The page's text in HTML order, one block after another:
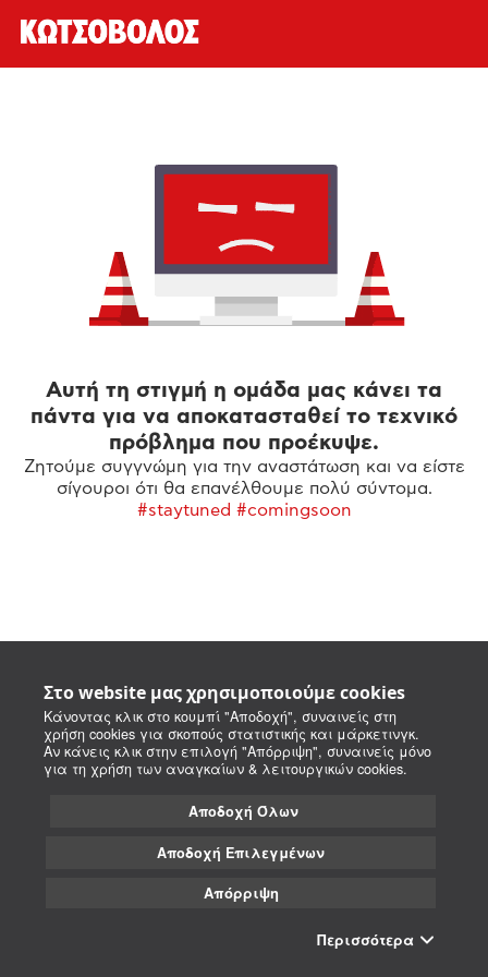
Στο website μας χρησιμοποιούμε cookies
Κάνοντας κλικ στο κουμπί "Αποδοχή", συναινείς στη
χρήση cookies για σκοπούς στατιστικής και μάρκετινγκ.
Αν κάνεις κλικ στην επιλογή "Απόρριψη", συναινείς μόνο
για τη χρήση των αναγκαίων & λειτουργικών cookies.
Αποδοχή Όλων
Αποδοχή Επιλεγμένων
Απόρριψη
Περισσότερα
Αυτή τη στιγμή η ομάδα μας κάνει τα
πάντα για να αποκατασταθεί το τεχνικό
πρόβλημα που προέκυψε.
Ζητούμε συγγνώμη για την αναστάτωση και να είστε
σίγουροι ότι θα επανέλθουμε πολύ σύντομα.
#staytuned #comingsoon